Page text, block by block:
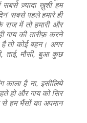
सबसे ज़्यादा ख़ुशी हम
सबसे पहले हमारे ही
में तो हमारी और
गाय की तारीफ़ करने
है तो कोई बहन। अगर
ताई, मौसी, बुआ कुछ
है ना, इसीलिये
हो और गाय को सिर
हम भैंसों का अपमान